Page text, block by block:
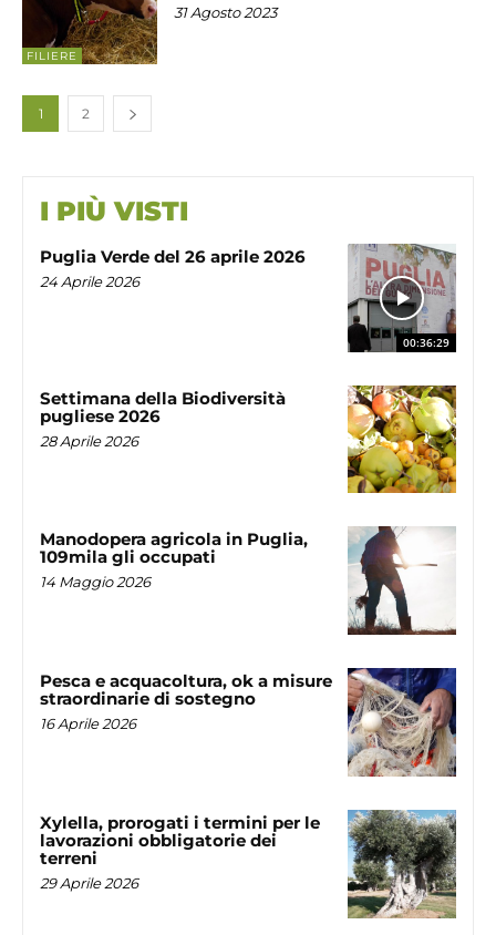
FILIERE
31 Agosto 2023
1 2
I PIÙ VISTI
00:36:29
Puglia Verde del 26 aprile 2026
24 Aprile 2026
Settimana della Biodiversità
pugliese 2026
28 Aprile 2026
Manodopera agricola in Puglia,
109mila gli occupati
14 Maggio 2026
Pesca e acquacoltura, ok a misure
straordinarie di sostegno
16 Aprile 2026
Xylella, prorogati i termini per le
lavorazioni obbligatorie dei
terreni
29 Aprile 2026